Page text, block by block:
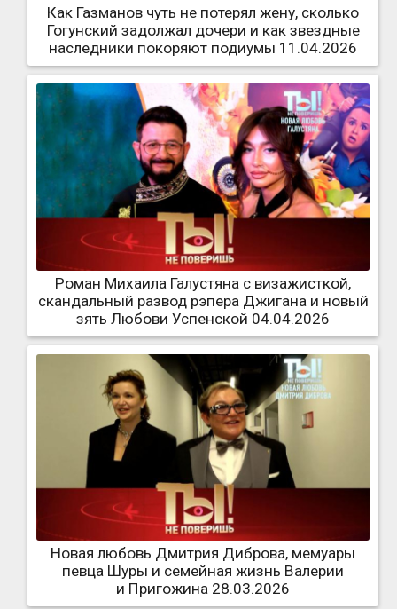
Как Газманов чуть не потерял жену, сколько
Гогунский задолжал дочери и как звездные
наследники покоряют подиумы 11.04.2026
Роман Михаила Галустяна с визажисткой,
скандальный развод рэпера Джигана и новый
зять Любови Успенской 04.04.2026
Новая любовь Дмитрия Диброва, мемуары
певца Шуры и семейная жизнь Валерии
и Пригожина 28.03.2026